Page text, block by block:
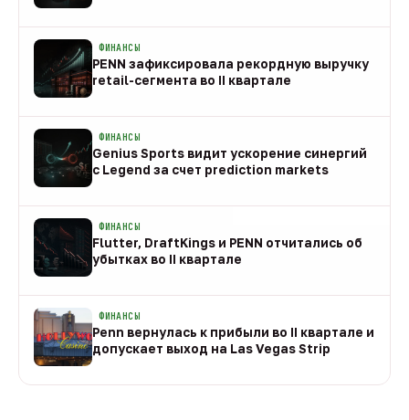
ФИНАНСЫ
PENN зафиксировала рекордную выручку
retail-сегмента во II квартале
ФИНАНСЫ
Genius Sports видит ускорение синергий
с Legend за счет prediction markets
ФИНАНСЫ
Flutter, DraftKings и PENN отчитались об
убытках во II квартале
ФИНАНСЫ
Penn вернулась к прибыли во II квартале и
допускает выход на Las Vegas Strip